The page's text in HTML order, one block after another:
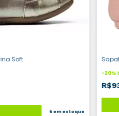
Soft
5em estoque
-20%